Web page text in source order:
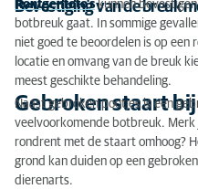
Herstel en nazorg na
Kosten van een
Advies van een
Bevestiging van de breuk
Röntgenfoto'skunnen
botbreuk gaat. In sommige
niet goed te beoordelen is op een
locatie en omvang van de breuk
meest geschikte behandeling.
Gebroken staart
Naast gebroken pootjes is een
veelvoorkomende botbreuk.
rondrent met de staart omhoog?
grond kan duiden op een
dierenarts.